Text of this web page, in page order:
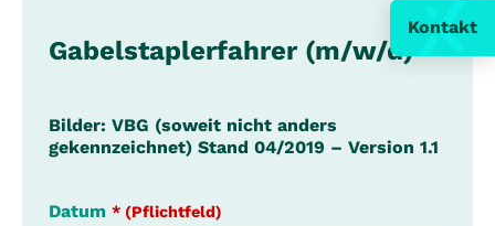
Kontakt
Gabelstaplerfahrer (m/w/d)
Bilder: VBG (soweit nicht anders
gekennzeichnet) Stand 04/2019 – Version 1.1
Datum * (Pflichtfeld)